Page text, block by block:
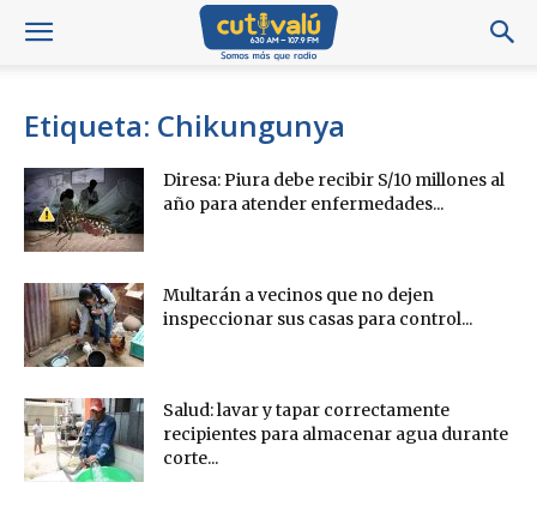
Etiqueta: Chikungunya
Diresa: Piura debe recibir S/10 millones al
año para atender enfermedades...
Multarán a vecinos que no dejen
inspeccionar sus casas para control...
Salud: lavar y tapar correctamente
recipientes para almacenar agua durante
corte...